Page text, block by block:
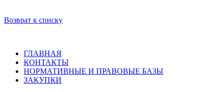
Возврат к списку
ГЛАВНАЯ
КОНТАКТЫ
НОРМАТИВНЫЕ И ПРАВОВЫЕ БАЗЫ
ЗАКУПКИ